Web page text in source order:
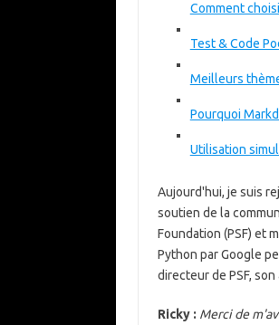
Comment
Test & Code
Meilleurs
Pourquoi
Utilisation
Aujourd'hui, je suis
soutien de la
Foundation (PSF) et
Python par Google
directeur de PSF,
Ricky : Merci de